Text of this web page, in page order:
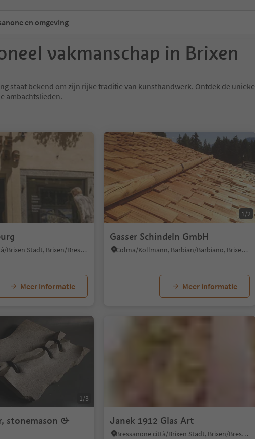
en omgeving
vakmanschap in Brixen
staat bekend om zijn rijke traditie van kunsthandwerk. Ontdek de unieke
ambachtslieden.
1/5
Bressanone città/Brixen Stadt, Brixen/Bressanone, Brixen/Bressanone and environs
Meer informatie
1/2
Gasser Schindeln GmbH
Colma/Kollmann, Barbian/Barbiano, Brixen/Bressanone and environs
Meer informatie
1/3
stonemason &
Janek 1912 Glas Art
Bressanone città/Brixen Stadt, Brixen/Bressanone, Brixen/Bressanone and environs